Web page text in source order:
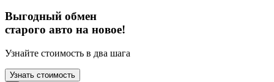
Выгодный обмен
старого авто на новое!
Узнайте стоимость в два шага
Узнать стоимость